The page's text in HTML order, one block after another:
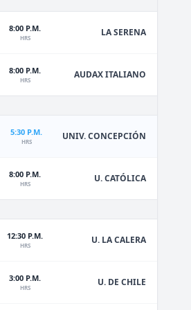
8:00 P.M.
HRS LA SERENA
8:00 P.M.
HRS AUDAX ITALIANO
5:30 P.M.
HRS UNIV. CONCEPCIÓN
8:00 P.M.
HRS U. CATÓLICA
12:30 P.M.
HRS U. LA CALERA
3:00 P.M.
HRS U. DE CHILE